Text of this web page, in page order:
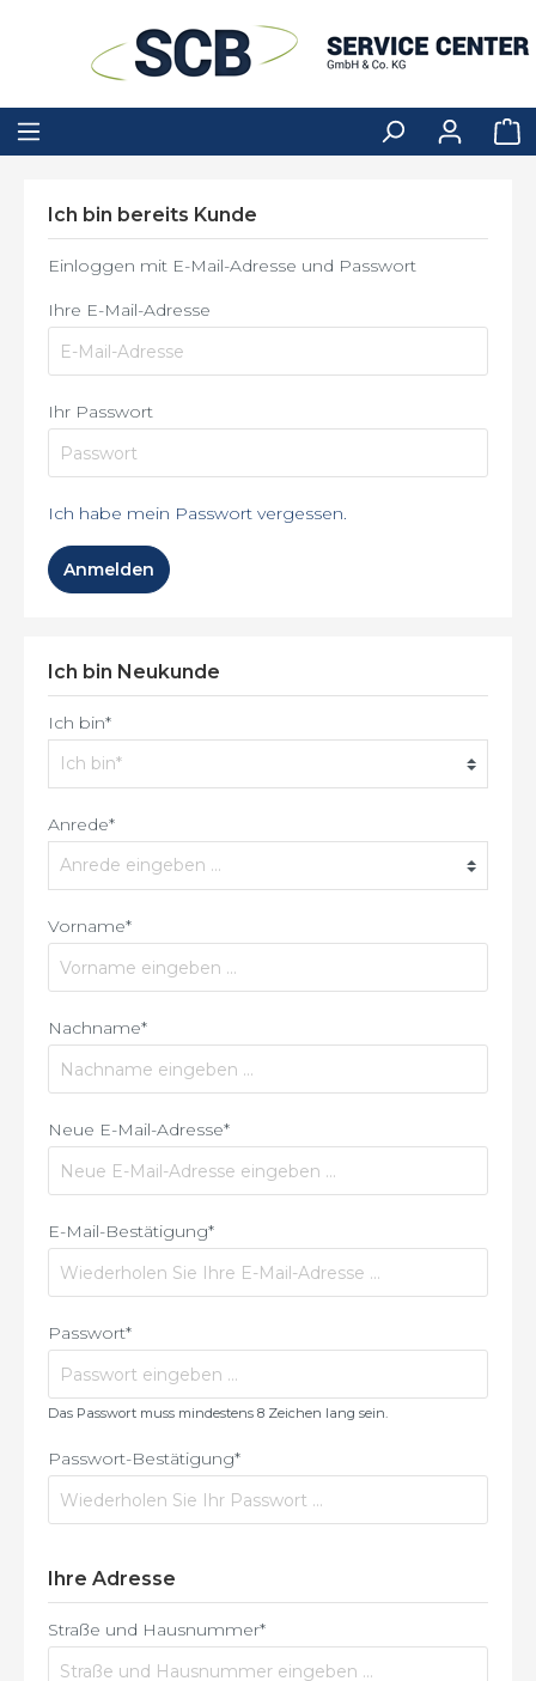
Ich bin bereits Kunde
Einloggen mit E-Mail-Adresse und Passwort
Ihre E-Mail-Adresse
Ihr Passwort
Ich habe mein Passwort vergessen.
Anmelden
Ich bin Neukunde
Ich bin*
Anrede*
Vorname*
Nachname*
Neue E-Mail-Adresse*
E-Mail-Bestätigung*
Passwort*
Das Passwort muss mindestens 8 Zeichen lang sein.
Passwort-Bestätigung*
Ihre Adresse
Straße und Hausnummer*